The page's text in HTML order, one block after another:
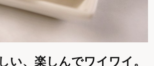
い、楽しんでワイワイ。